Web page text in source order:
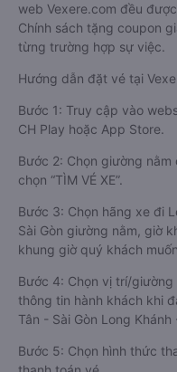
web Vexere.com đều
Chính sách tặng coupon
từng trường hợp sự việc.
Hướng dẫn đặt vé tại
Bước 1: Truy cập vào
CH Play hoặc App Store.
Bước 2: Chọn giường
chọn “TÌM VÉ XE”.
Bước 3: Chọn hãng xe đi
Sài Gòn giường nằm, giờ
khung giờ quý khách
Bước 4: Chọn vị trí/
thông tin hành khách khi
Tân - Sài Gòn Long
Bước 5: Chọn hình thức